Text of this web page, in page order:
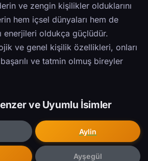
ve zengin kişilikler olduklarını
hem içsel dünyaları hem de
enerjileri oldukça güçlüdür.
ve genel kişilik özellikleri, onları
ve tatmin olmuş bireyler
ve Uyumlu İsimler
Aylin
Ayşegül